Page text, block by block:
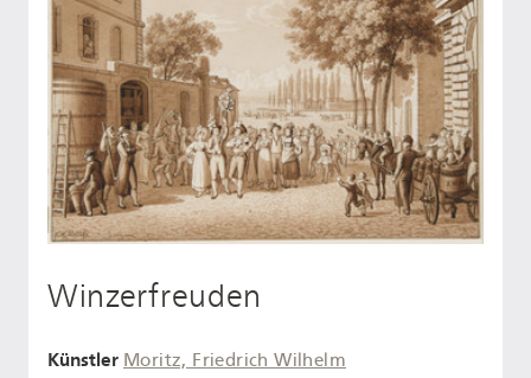
Winzerfreuden
Künstler Moritz, Friedrich Wilhelm